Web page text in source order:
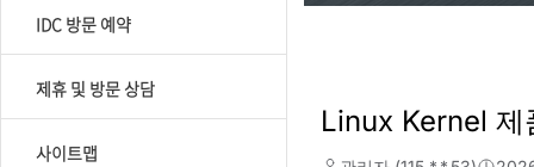
IDC 방문 예약
제휴 및 방문 상담
사이트맵